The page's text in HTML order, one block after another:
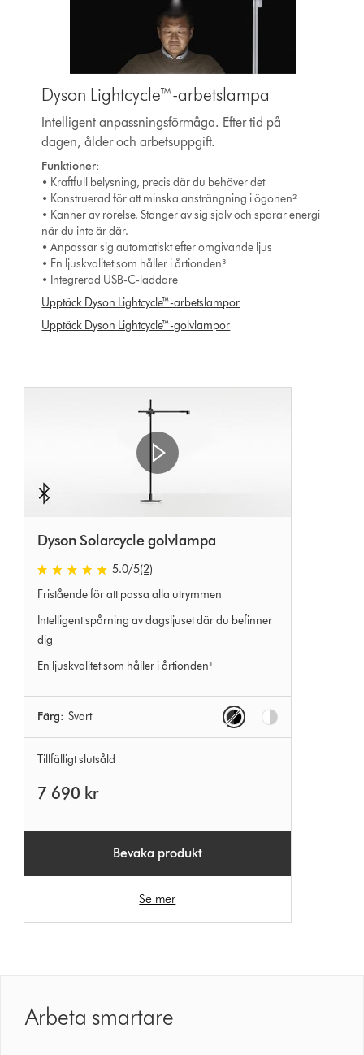
Dyson Lightcycle™-arbetslampa
Intelligent anpassningsförmåga. Efter tid på
dagen, ålder och arbetsuppgift.
Funktioner:
• Kraftfull belysning, precis där du behöver det
• Konstruerad för att minska ansträngning i ögonen²
• Känner av rörelse. Stänger av sig själv och sparar energi
när du inte är där.
• Anpassar sig automatiskt efter omgivande ljus
• En ljuskvalitet som håller i årtionden³
• Integrerad USB-C-laddare
Upptäck Dyson Lightcycle™-arbetslampor
Upptäck Dyson Lightcycle™-golvlampor
Dyson Solarcycle golvlampa
5.0
stjärnor
av
från
2
5.0/5(2)
Fristående för att passa alla utrymmen
Intelligent spårning av dagsljuset där du befinner
dig
En ljuskvalitet som håller i årtionden¹
Färg: Svart Options
Tillfälligt slutsåld
7 690 kr
Bevaka produkt
Se mer
Arbeta smartare